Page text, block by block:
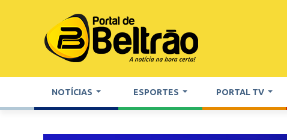
NOTÍCIAS ESPORTES PORTAL TV